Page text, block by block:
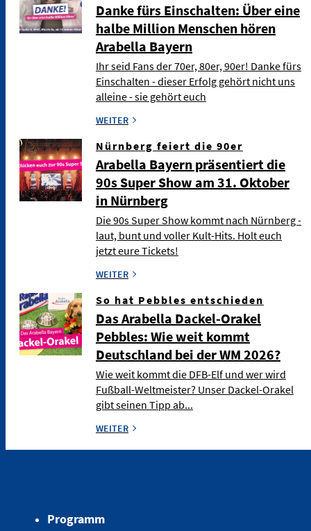
Danke fürs Einschalten: Über eine
halbe Million Menschen hören
Arabella Bayern
Ihr seid Fans der 70er, 80er, 90er! Danke fürs
Einschalten - dieser Erfolg gehört nicht uns
alleine - sie gehört euch
WEITER
Nürnberg feiert die 90er
Arabella Bayern präsentiert die
90s Super Show am 31. Oktober
in Nürnberg
Die 90s Super Show kommt nach Nürnberg -
laut, bunt und voller Kult-Hits. Holt euch
jetzt eure Tickets!
WEITER
So hat Pebbles entschieden
Das Arabella Dackel-Orakel
Pebbles: Wie weit kommt
Deutschland bei der WM 2026?
Wie weit kommt die DFB-Elf und wer wird
Fußball-Weltmeister? Unser Dackel-Orakel
gibt seinen Tipp ab...
WEITER
Programm